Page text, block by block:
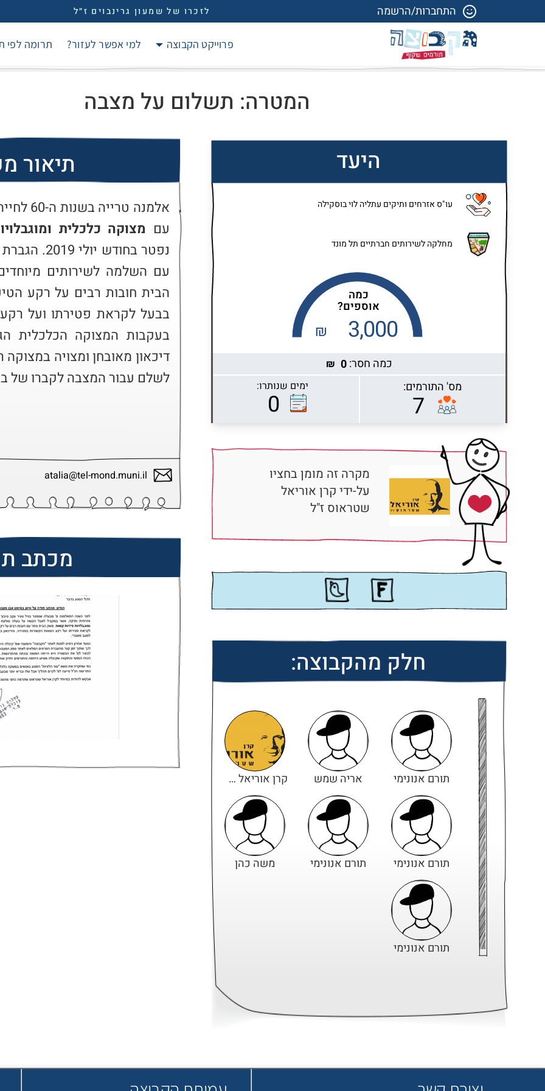
התחברות/הרשמה לזכרו של שמעון גרינבוים ז״ל
פרוייקט הקבוצה למי אפשר לעזור? תרומה לפי
המטרה: תשלום על מצבה
היעד
עו"ס אזרחים ותיקים עתליה לוי בוסקילה
מחלקה לשירותים חברתיים תל מונד
Highcharts.com
כמה
אוספים?
3,000
₪
כמה חסר:0
₪
מס' התורמים:
7
ימים שנותרו:
0
מקרה זה מומן בחציו
על-ידי קרן אוריאל
שטראוס ז"ל
חלק מהקבוצה:
תורם אנונימי אריה שמש קרן אוריאל שטראוס
תורם אנונימי תורם אנונימי משה כהן
תורם אנונימי
תיאור
עם מצוקה כלכלית
לשלם עבור המצבה לקברו של
atalia@tel-mond.muni.il
מכתב